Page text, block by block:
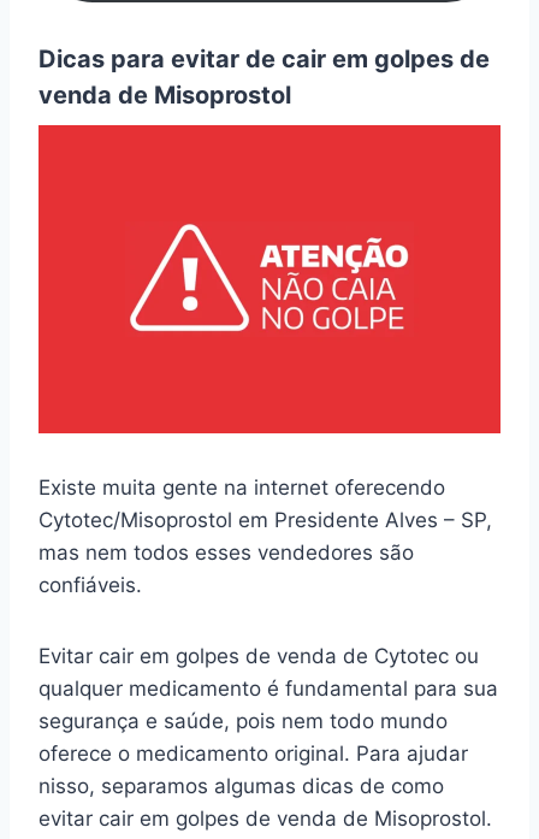
Dicas para evitar de cair em golpes de
venda de Misoprostol
Existe muita gente na internet oferecendo
Cytotec/Misoprostol em Presidente Alves – SP,
mas nem todos esses vendedores são
confiáveis.
Evitar cair em golpes de venda de Cytotec ou
qualquer medicamento é fundamental para sua
segurança e saúde, pois nem todo mundo
oferece o medicamento original. Para ajudar
nisso, separamos algumas dicas de como
evitar cair em golpes de venda de Misoprostol.